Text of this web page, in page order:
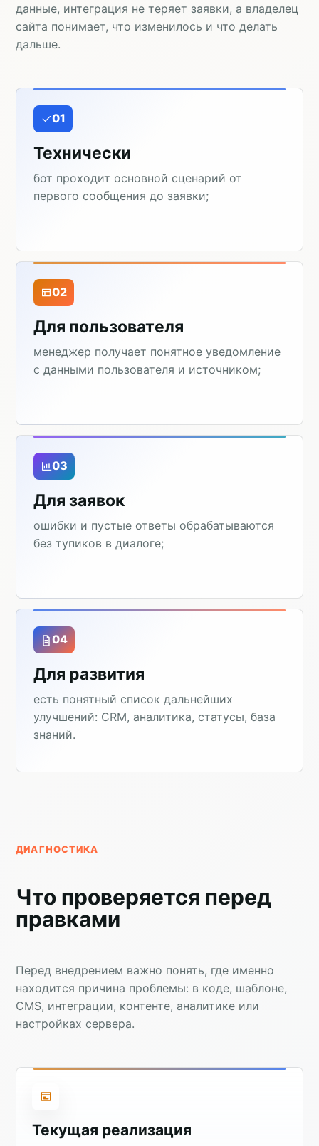
данные, интеграция не теряет заявки, а владелец
сайта понимает, что изменилось и что делать
дальше.
01
Технически
бот проходит основной сценарий от
первого сообщения до заявки;
02
Для пользователя
менеджер получает понятное уведомление
с данными пользователя и источником;
03
Для заявок
ошибки и пустые ответы обрабатываются
без тупиков в диалоге;
04
Для развития
есть понятный список дальнейших
улучшений: CRM, аналитика, статусы, база
знаний.
ДИАГНОСТИКА
Что проверяется перед
правками
Перед внедрением важно понять, где именно
находится причина проблемы: в коде, шаблоне,
CMS, интеграции, контенте, аналитике или
настройках сервера.
Текущая реализация